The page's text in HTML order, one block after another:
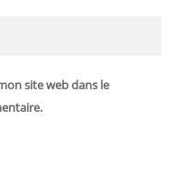
site web dans le